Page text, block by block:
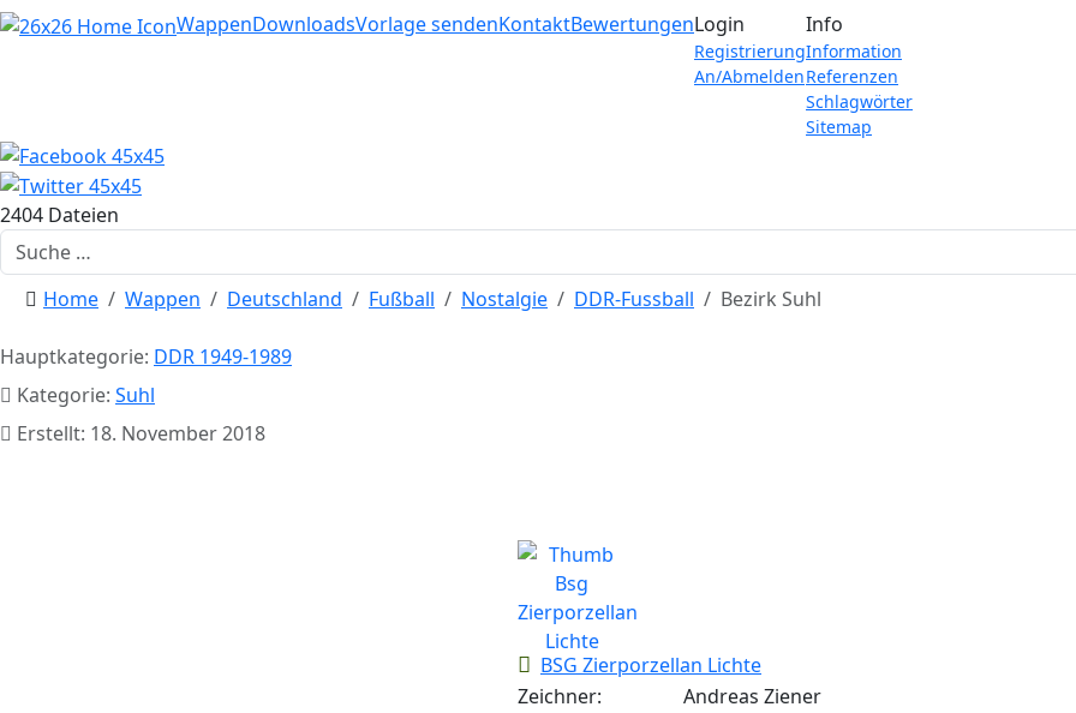
Home
WappenDownloadsVorlage sendenKontaktBewertungenLogin
Registrierung
An/Abmelden
Info
Information
Referenzen
Schlagwörter
Sitemap
2404 Dateien
Suchen
Home Wappen Deutschland Fußball Nostalgie DDR-Fussball Bezirk Suhl
Hauptkategorie: DDR 1949-1989
Kategorie: Suhl
Erstellt: 18. November 2018
BSG Zierporzellan Lichte
Zeichner:
Andreas Ziener